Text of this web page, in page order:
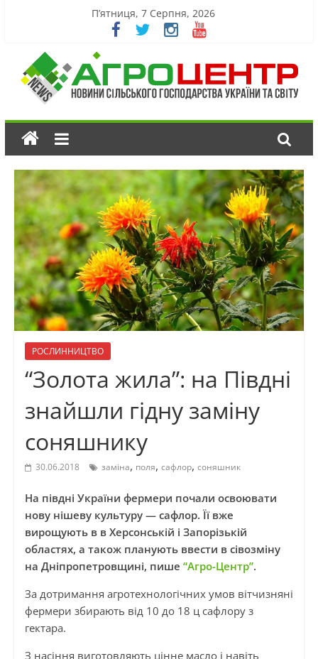
П’ятниця, 7 Серпня, 2026
РОСЛИННИЦТВО
“Золота жила”: на Півдні
знайшли гідну заміну
соняшнику
30.06.2018 заміна, поля, сафлор, соняшник
На півдні України фермери почали освоювати
нову нішеву культуру — сафлор. Її вже
вирощують в в Херсонській і Запорізькій
областях, а також планують ввести в сівозміну
на Дніпропетровщині, пише “Агро-Центр”.
За дотримання агротехнологічних умов вітчизняні
фермери збирають від 10 до 18 ц сафлору з
гектара.
З насіння виготовляють цінне масло і навіть